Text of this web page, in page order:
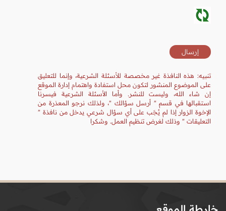
تنبيه: هذه النافذة غير مخصصة للأسئلة الشرعية، وإنما للتعليق
على الموضوع المنشور لتكون محل استفادة واهتمام إدارة الموقع
إن شاء الله، وليست للنشر. وأما الأسئلة الشرعية فيسرنا
استقبالها في قسم " أرسل سؤالك "، ولذلك نرجو المعذرة من
الإخوة الزوار إذا لم يُجَب على أي سؤال شرعي يدخل من نافذة "
التعليقات " وذلك لغرض تنظيم العمل. وشكرا